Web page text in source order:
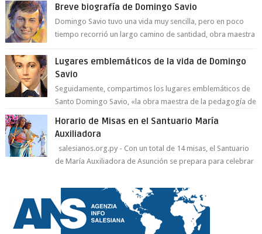
Breve biografía de Domingo Savio
Domingo Savio tuvo una vida muy sencilla, pero en poco
tiempo recorrió un largo camino de santidad, obra maestra
Lugares emblemáticos de la vida de Domingo
Savio
Seguidamente, compartimos los lugares emblemáticos de
Santo Domingo Savio, «la obra maestra de la pedagogía de
Horario de Misas en el Santuario María
Auxiliadora
salesianos.org.py - Con un total de 14 misas, el Santuario
de María Auxiliadora de Asunción se prepara para celebrar